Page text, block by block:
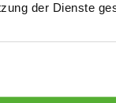
der Dienste